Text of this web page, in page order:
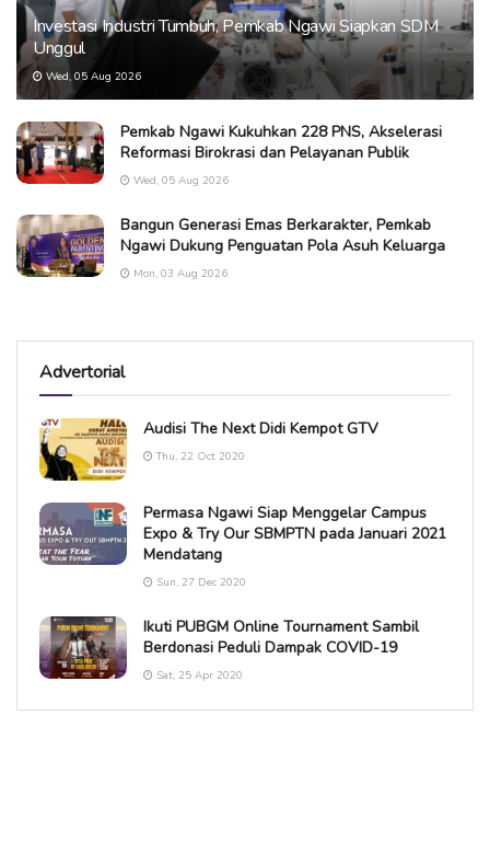
Investasi Industri Tumbuh, Pemkab Ngawi Siapkan SDM
Unggul
Wed, 05 Aug 2026
Pemkab Ngawi Kukuhkan 228 PNS, Akselerasi
Reformasi Birokrasi dan Pelayanan Publik
Wed, 05 Aug 2026
Bangun Generasi Emas Berkarakter, Pemkab
Ngawi Dukung Penguatan Pola Asuh Keluarga
Mon, 03 Aug 2026
Advertorial
Audisi The Next Didi Kempot GTV
Thu, 22 Oct 2020
Permasa Ngawi Siap Menggelar Campus
Expo & Try Our SBMPTN pada Januari 2021
Mendatang
Sun, 27 Dec 2020
Ikuti PUBGM Online Tournament Sambil
Berdonasi Peduli Dampak COVID-19
Sat, 25 Apr 2020